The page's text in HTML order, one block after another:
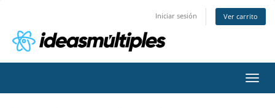
Iniciar sesión Ver carrito